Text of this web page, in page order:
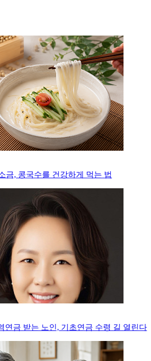
금, 콩국수를 건강하게 먹는 법
연금 받는 노인, 기초연금 수령 길 열린다